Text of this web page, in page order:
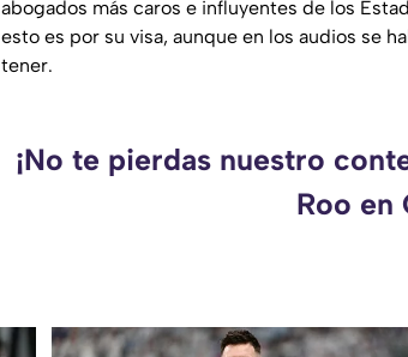
abogados más caros e influyentes de los
esto es por su visa, aunque en los audios se
tener.
¡No te pierdas nuestro
Roo en